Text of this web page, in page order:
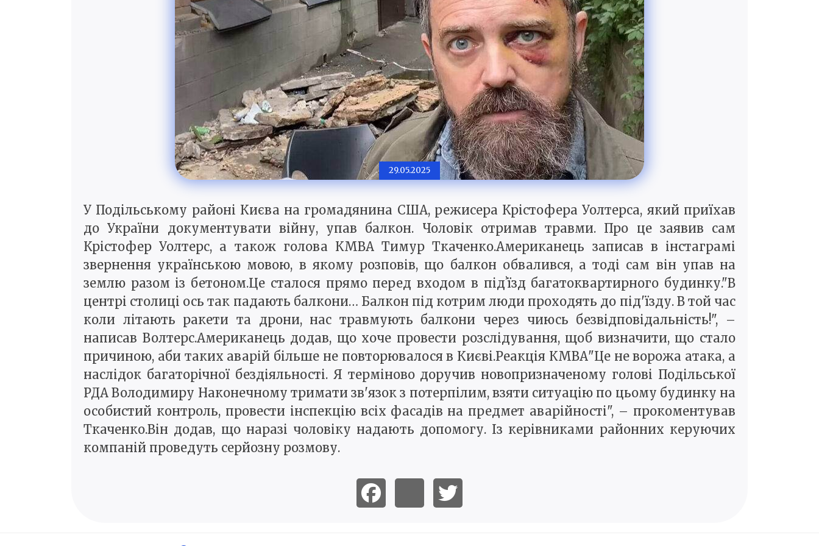
29.05.2025
У Подільському районі Києва на громадянина США, режисера Крістофера Уолтерса, який приїхав
до України документувати війну, упав балкон. Чоловік отримав травми. Про це заявив сам
Крістофер Уолтерс, а також голова КМВА Тимур Ткаченко.Американець записав в інстаграмі
звернення українською мовою, в якому розповів, що балкон обвалився, а тоді сам він упав на
землю разом із бетоном.Це сталося прямо перед входом в підʼїзд багатоквартирного будинку."В
центрі столиці ось так падають балкони… Балкон під котрим люди проходять до під'їзду. В той час
коли літають ракети та дрони, нас травмують балкони через чиюсь безвідповідальність!", –
написав Волтерс.Американець додав, що хоче провести розслідування, щоб визначити, що стало
причиною, аби таких аварій більше не повторювалося в Києві.Реакція КМВА"Це не ворожа атака, а
наслідок багаторічної бездіяльності. Я терміново доручив новопризначеному голові Подільської
РДА Володимиру Наконечному тримати зв'язок з потерпілим, взяти ситуацію по цьому будинку на
особистий контроль, провести інспекцію всіх фасадів на предмет аварійності", – прокоментував
Ткаченко.Він додав, що наразі чоловіку надають допомогу. Із керівниками районних керуючих
компаній проведуть серйозну розмову.